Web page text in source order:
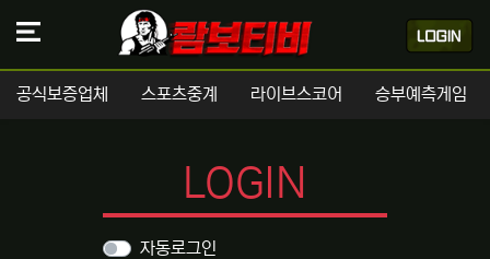
공식보증업체 스포츠중계 라이브스코어 승부예측게임
LOGIN
자동로그인